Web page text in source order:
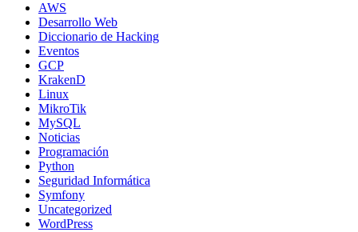
AWS
Desarrollo Web
Diccionario de Hacking
Eventos
GCP
KrakenD
Linux
MikroTik
MySQL
Noticias
Programación
Python
Seguridad Informática
Symfony
Uncategorized
WordPress